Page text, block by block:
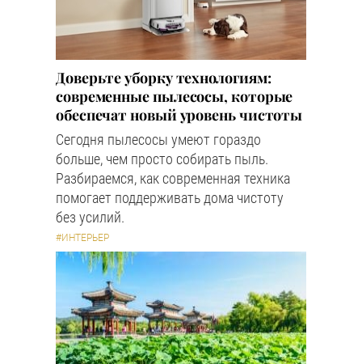
Доверьте уборку технологиям:
современные пылесосы, которые
обеспечат новый уровень чистоты
Сегодня пылесосы умеют гораздо
больше, чем просто собирать пыль.
Разбираемся, как современная техника
помогает поддерживать дома чистоту
без усилий.
#ИНТЕРЬЕР